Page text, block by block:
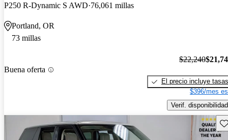
P250 R-Dynamic S AWD 76,061 millas
Portland, OR
73 millas
Buena oferta
$22,240
El precio incluye tasas
$396/mes
Verif. disponibilidad